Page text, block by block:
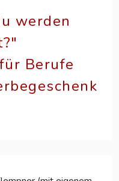
werden
Berufe